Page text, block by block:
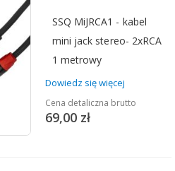
SSQ MiJRCA1 - kabel
mini jack stereo- 2xRCA
1 metrowy
Dowiedz się więcej
Cena detaliczna brutto
69,00 zł